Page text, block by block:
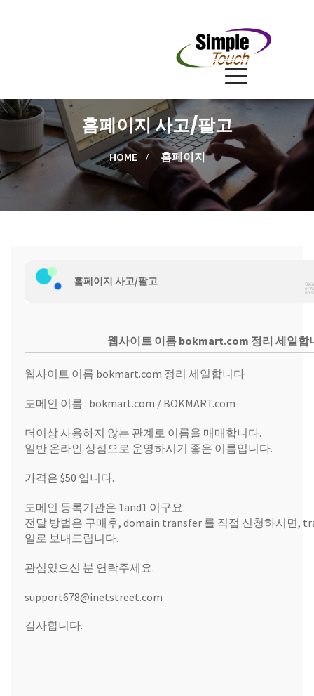
홈페이지 사고/팔고
HOME 홈페이지
홈페이지 사고/팔고
웹사이트 이름 bokmart.com 정리 세일합
웹사이트 이름 bokmart.com 정리 세일합니다
도메인 이름 : bokmart.com / BOKMART.com
더이상 사용하지 않는 관계로 이름을 매매합니다.
일반 온라인 상점으로 운영하시기 좋은 이름입니다.
가격은 $50 입니다.
도메인 등록기관은 1and1 이구요.
전달 방법은 구매후, domain transfer 를 직접 신청하시면,
일로 보내드립니다.
관심있으신 분 연락주세요.
support678@inetstreet.com
감사합니다.